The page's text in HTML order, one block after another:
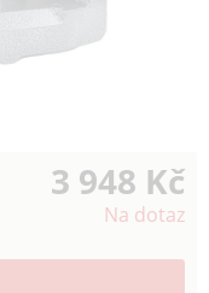
3 948 Kč
Na dotaz